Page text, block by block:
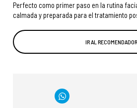
Perfecto como primer paso en la rutina
calmada y preparada para el tratamiento
IR AL RECOMENDADOR